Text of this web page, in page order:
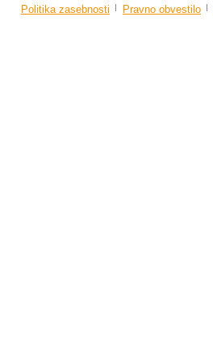
Politika zasebnosti
Pravno obvestilo